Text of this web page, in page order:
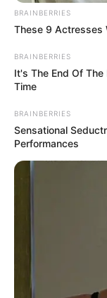
BRAINBERRIES
These 9 Actresses
BRAINBERRIES
It's The End Of
Time
BRAINBERRIES
Sensational
Performances